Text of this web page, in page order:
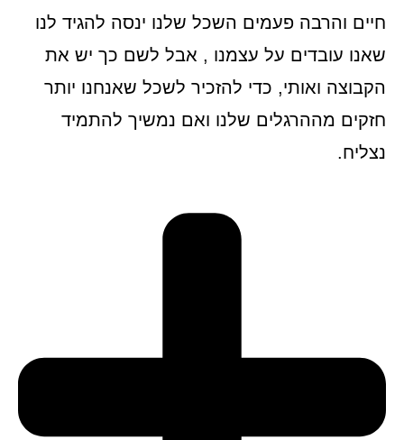
חיים והרבה פעמים השכל שלנו ינסה להגיד לנו
שאנו עובדים על עצמנו , אבל לשם כך יש את
הקבוצה ואותי, כדי להזכיר לשכל שאנחנו יותר
חזקים מההרגלים שלנו ואם נמשיך להתמיד
נצליח.